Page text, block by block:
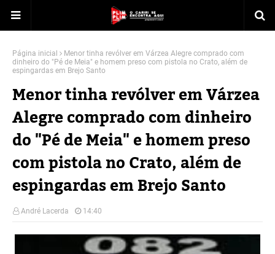
Página inicial
Menor tinha revólver em Várzea Alegre comprado com
dinheiro do "Pé de Meia" e homem preso com pistola no Crato, além de
espingardas em Brejo Santo
Menor tinha revólver em Várzea
Alegre comprado com dinheiro
do "Pé de Meia" e homem preso
com pistola no Crato, além de
espingardas em Brejo Santo
André Lacerda 14:40